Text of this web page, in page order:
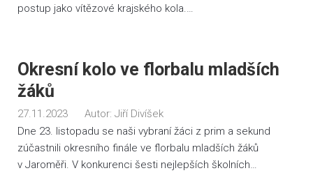
postup jako vítězové krajského kola.…
Okresní kolo ve florbalu mladších
žáků
27.11.2023 Autor: Jiří Divíšek
Dne 23. listopadu se naši vybraní žáci z prim a sekund
zúčastnili okresního finále ve florbalu mladších žáků
v Jaroměři. V konkurenci šesti nejlepších školních…